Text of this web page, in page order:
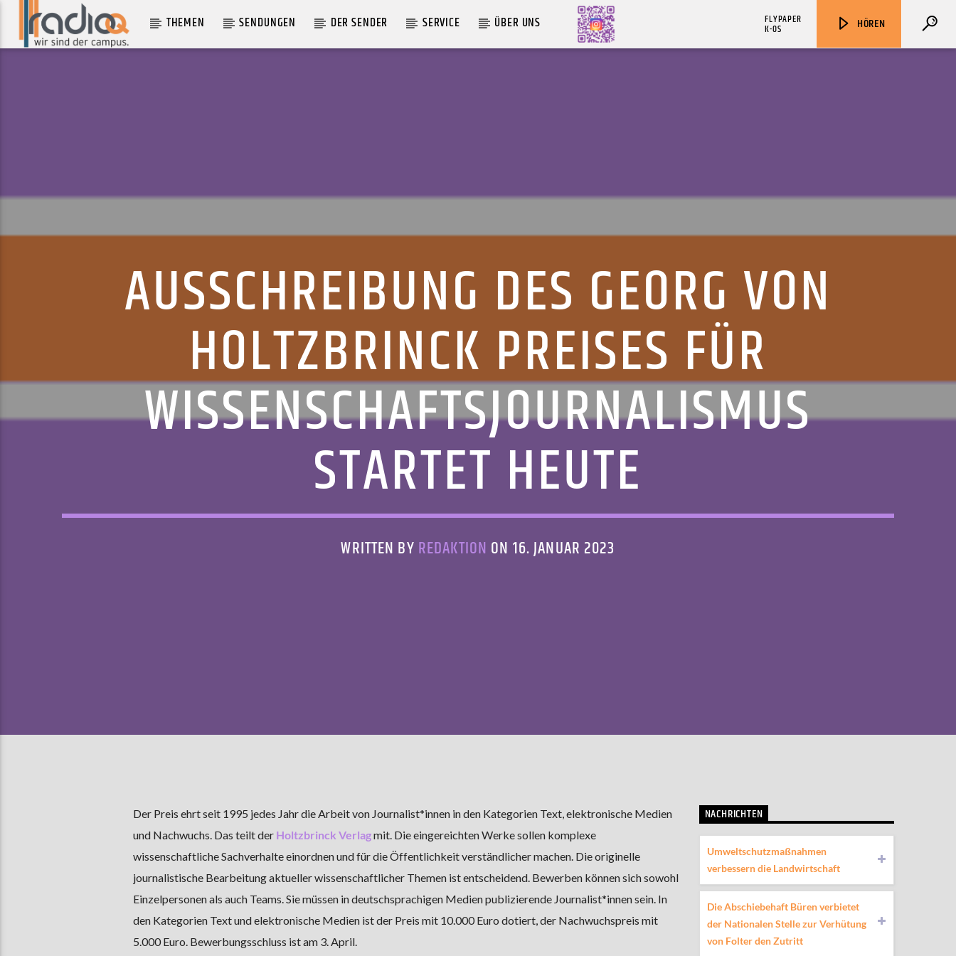
THEMEN SENDUNGEN DER SENDER SERVICE ÜBER UNS HÖREN
FLYPAPER
K-OS
AUSSCHREIBUNG DES GEORG VON
HOLTZBRINCK PREISES FÜR
WISSENSCHAFTSJOURNALISMUS
STARTET HEUTE
WRITTEN BY REDAKTION ON 16. JANUAR 2023
Der Preis ehrt seit 1995 jedes Jahr die Arbeit von Journalist*innen in den Kategorien Text, elektronische Medien
und Nachwuchs. Das teilt der Holtzbrinck Verlagmit. Die eingereichten Werke sollen komplexe
wissenschaftliche Sachverhalte einordnen und für die Öffentlichkeit verständlicher machen. Die originelle
journalistische Bearbeitung aktueller wissenschaftlicher Themen ist entscheidend. Bewerben können sich sowohl
Einzelpersonen als auch Teams. Sie müssen in deutschsprachigen Medien publizierende Journalist*innen sein. In
den Kategorien Text und elektronische Medien ist der Preis mit 10.000 Euro dotiert, der Nachwuchspreis mit
5.000 Euro. Bewerbungsschluss ist am 3. April.
NACHRICHTEN
Umweltschutzmaßnahmen
verbessern die Landwirtschaft
Die Abschiebehaft Büren verbietet
der Nationalen Stelle zur Verhütung
von Folter den Zutritt